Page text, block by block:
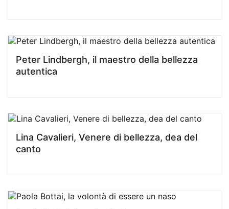
Peter Lindbergh, il maestro della bellezza
autentica
Lina Cavalieri, Venere di bellezza, dea del
canto